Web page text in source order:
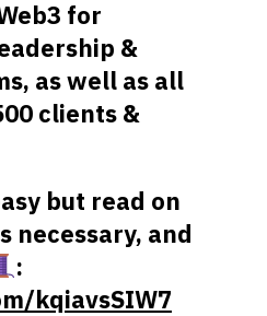
for
&
as well as all
clients &
but read on
necessary, and
:
kqiavsSIW7